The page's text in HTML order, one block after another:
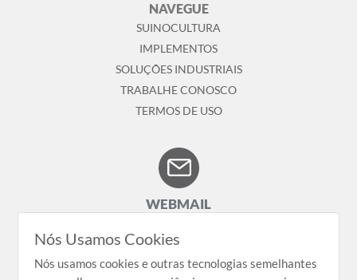
Nós Usamos Cookies
Nós usamos cookies e outras tecnologias semelhantes
NAVEGUE
SUINOCULTURA
IMPLEMENTOS
SOLUÇÕES INDUSTRIAIS
TRABALHE CONOSCO
TERMOS DE USO
WEBMAIL